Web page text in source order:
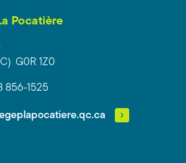
Pocatière
G0R 1Z0
856-1525